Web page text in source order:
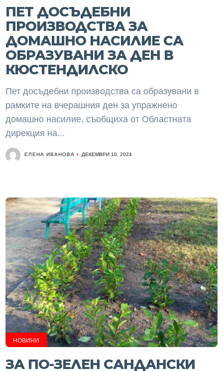
ПЕТ ДОСЪДЕБНИ
ПРОИЗВОДСТВА ЗА
ДОМАШНО НАСИЛИЕ СА
ОБРАЗУВАНИ ЗА ДЕН В
КЮСТЕНДИЛСКО
Пет досъдебни производства са образувани в
рамките на вчерашния ден за упражнено
домашно насилие, съобщиха от Областната
дирекция на...
ЕЛЕНА ИВАНОВА ДЕКЕМВРИ 10, 2024
НОВИНИ
ЗА ПО-ЗЕЛЕН САНДАНСКИ